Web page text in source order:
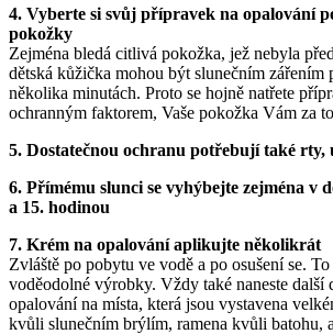
4. Vyberte si svůj přípravek na opalování
pokožky
Zejména bledá citlivá pokožka, jež nebyla
dětská kůžička mohou být slunečním zářením
několika minutách. Proto se hojně natřete
ochranným faktorem, Vaše pokožka Vám za
5. Dostatečnou ochranu potřebují také rty,
6. Přímému slunci se vyhýbejte zejména v
a 15. hodinou
7. Krém na opalování aplikujte několikrát
Zvláště po pobytu ve vodě a po osušení se.
voděodolné výrobky. Vždy také naneste další
opalování na místa, která jsou vystavena
kvůli slunečním brýlím, ramena kvůli batohu,